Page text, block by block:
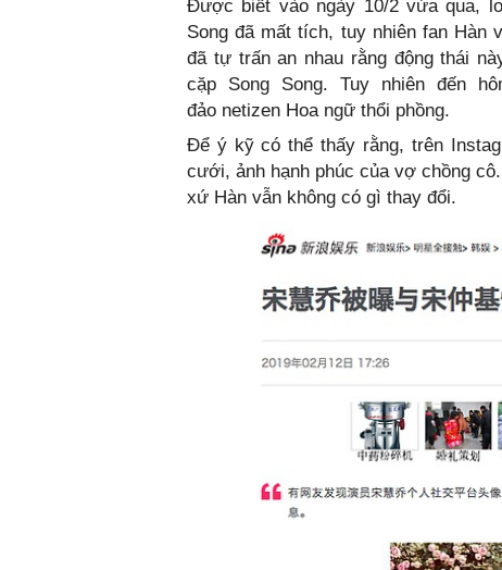
Được biết vào ngày 10/2 vừa qua,
Song đã mất tích, tuy nhiên fan Hàn
đã tự trấn an nhau rằng động thái
cặp Song Song. Tuy nhiên đến
đảo netizen Hoa ngữ thổi phồng.
Để ý kỹ có thể thấy rằng, trên
cưới, ảnh hạnh phúc của vợ chồng
xứ Hàn vẫn không có gì thay đổi.